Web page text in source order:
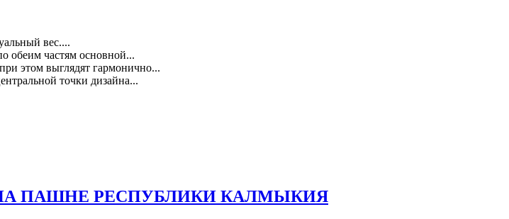
вес....
обеим частям основной...
этом выглядят гармонично...
точки дизайна...
ПАШНЕ РЕСПУБЛИКИ КАЛМЫКИЯ